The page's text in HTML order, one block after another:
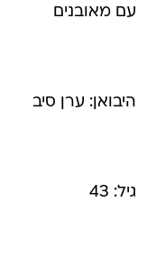
עם מאובנים
היבואן: ערן סיב
גיל: 43